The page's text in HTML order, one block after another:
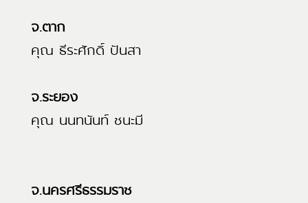
จ.ตาก
คุณ ธีระศักดิ์ ปันสา
จ.ระยอง
คุณ นนทนันท์ ชนะมี
จ.นครศรีธรรมราช